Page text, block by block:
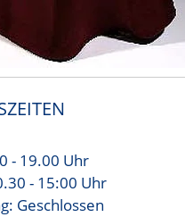
- 19.00 Uhr
- 15:00 Uhr
Geschlossen